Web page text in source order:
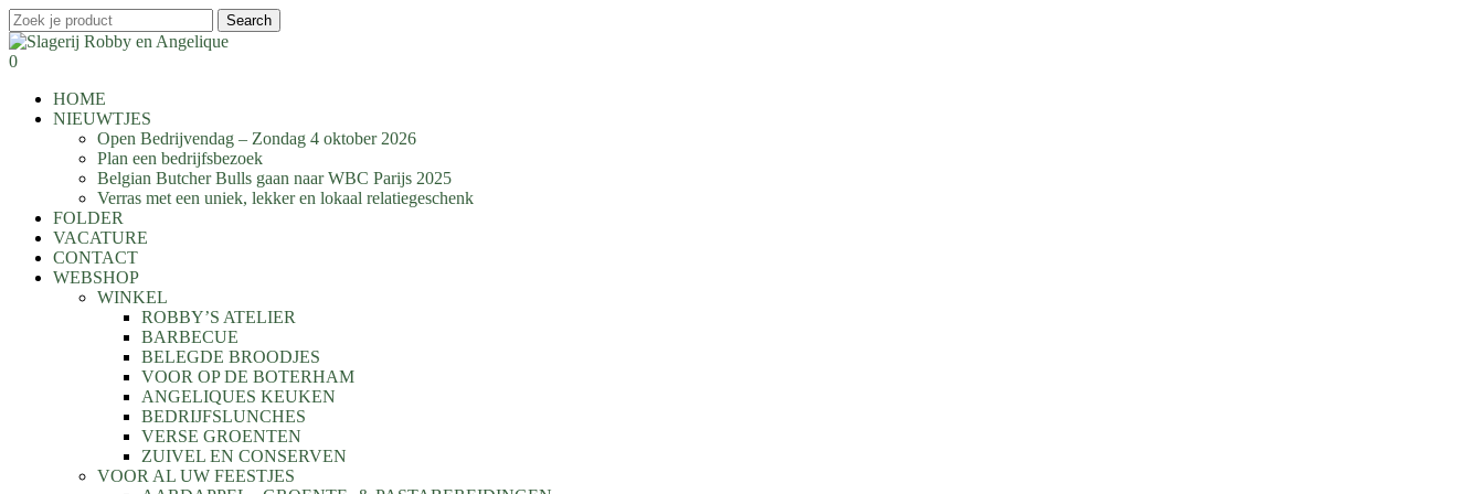
Skip
to
main
Search
Close
Search
search
0
HOME
NIEUWTJES
Open Bedrijvendag – Zondag 4 oktober 2026
Plan een bedrijfsbezoek
Belgian Butcher Bulls gaan naar WBC Parijs 2025
Verras met een uniek, lekker en lokaal relatiegeschenk
FOLDER
VACATURE
CONTACT
WEBSHOP
WINKEL
ROBBY’S ATELIER
BARBECUE
BELEGDE BROODJES
VOOR OP DE BOTERHAM
ANGELIQUES KEUKEN
BEDRIJFSLUNCHES
VERSE GROENTEN
ZUIVEL EN CONSERVEN
VOOR AL UW FEESTJES